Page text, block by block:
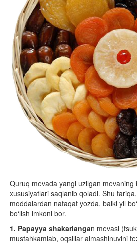
Quruq mevada yangi uzilgan mevaning
xususiyatlari saqlanib qoladi. Shu
moddalardan nafaqat yozda, balki yil
bo‘lish imkoni bor.
1. Papayya shakarlangan mevasi
mustahkamlab, oqsillar almashinuvini